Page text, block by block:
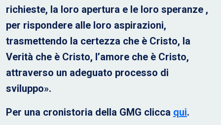
richieste, la loro apertura e le loro speranze ,
per rispondere alle loro aspirazioni,
trasmettendo la certezza che è Cristo, la
Verità che è Cristo, l’amore che è Cristo,
attraverso un adeguato processo di
sviluppo».
Per una cronistoria della GMG clicca qui.